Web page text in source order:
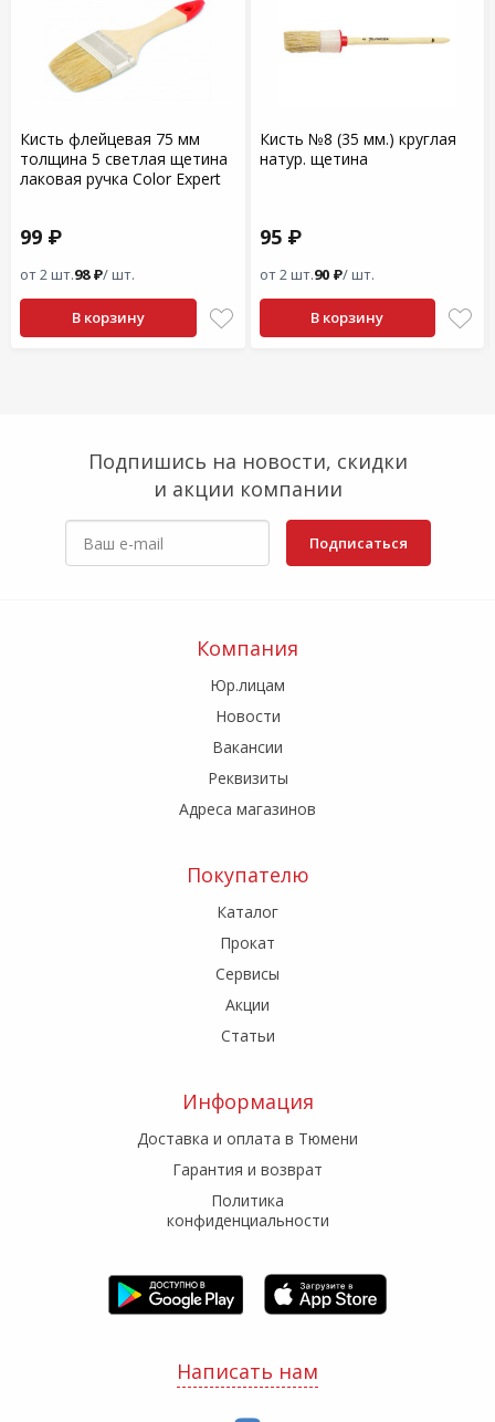
Кисть флейцевая 75 мм
толщина 5 светлая щетина
лаковая ручка Color Expert
99 ₽
от 2 шт.98 ₽/ шт.
В корзину
Кисть №8 (35 мм.) круглая
натур. щетина
95 ₽
от 2 шт.90 ₽/ шт.
В корзину
Подпишись на новости, скидки
и акции компании
Подписаться
Компания
Юр.лицам
Новости
Вакансии
Реквизиты
Адреса магазинов
Покупателю
Каталог
Прокат
Сервисы
Акции
Статьи
Информация
Доставка и оплата в Тюмени
Гарантия и возврат
Политика
конфиденциальности
Написать нам